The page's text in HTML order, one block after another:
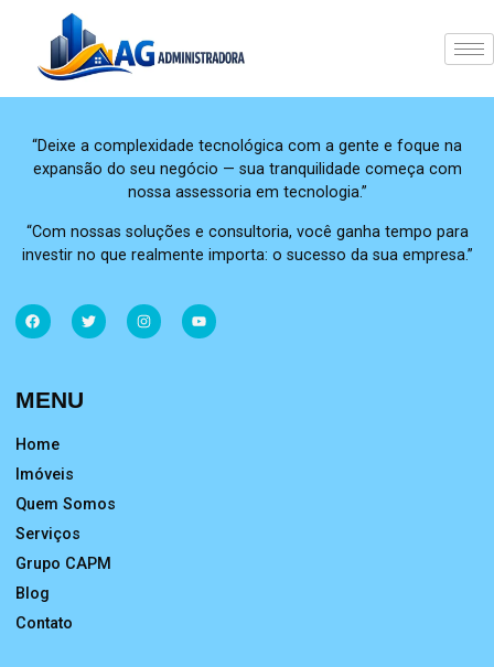
“Deixe a complexidade tecnológica com a gente e foque na
expansão do seu negócio — sua tranquilidade começa com
nossa assessoria em tecnologia.”
“Com nossas soluções e consultoria, você ganha tempo para
investir no que realmente importa: o sucesso da sua empresa.”
MENU
Home
Imóveis
Quem Somos
Serviços
Grupo CAPM
Blog
Contato